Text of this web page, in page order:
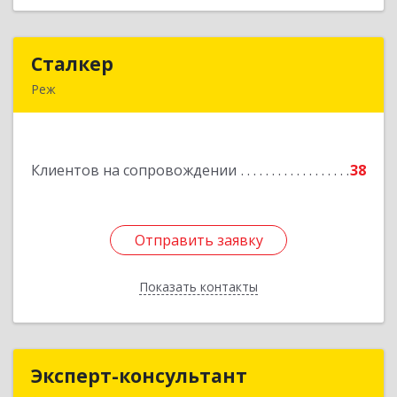
Сталкер
Реж
Клиентов на сопровождении 38
Отправить заявку
Показать контакты
Подробнее
Отправить заявку
Назад
Эксперт-консультантЭксперт-консультант